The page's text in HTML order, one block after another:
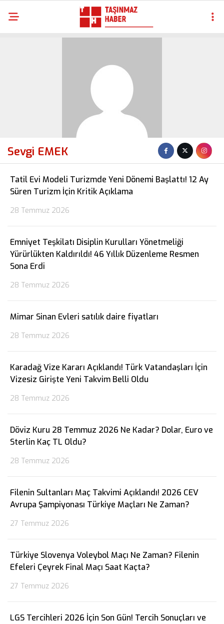
Sevgi EMEK
Tatil Evi Modeli Turizmde Yeni Dönemi Başlattı! 12 Ay
Süren Turizm İçin Kritik Açıklama
28 Temmuz 2026
Emniyet Teşkilatı Disiplin Kurulları Yönetmeliği
Yürürlükten Kaldırıldı! 46 Yıllık Düzenleme Resmen
Sona Erdi
28 Temmuz 2026
Mimar Sinan Evleri satılık daire fiyatları
28 Temmuz 2026
Karadağ Vize Kararı Açıklandı! Türk Vatandaşları İçin
Vizesiz Girişte Yeni Takvim Belli Oldu
28 Temmuz 2026
Döviz Kuru 28 Temmuz 2026 Ne Kadar? Dolar, Euro ve
Sterlin Kaç TL Oldu?
28 Temmuz 2026
Filenin Sultanları Maç Takvimi Açıklandı! 2026 CEV
Avrupa Şampiyonası Türkiye Maçları Ne Zaman?
27 Temmuz 2026
Türkiye Slovenya Voleybol Maçı Ne Zaman? Filenin
Efeleri Çeyrek Final Maçı Saat Kaçta?
27 Temmuz 2026
LGS Tercihleri 2026 İçin Son Gün! Tercih Sonuçları ve